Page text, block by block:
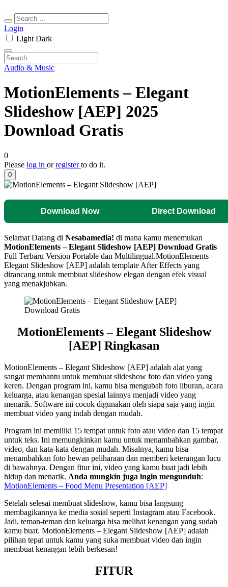
Login
Light Dark
Audio & Music
MotionElements – Elegant
Slideshow [AEP] 2025
Download Gratis
0
Please log in orregisterto do it.
0
Download Now Direct Download
Selamat Datang di Nesabamedia! di mana kamu menemukan
MotionElements – Elegant Slideshow [AEP] Download Gratis
Full Terbaru Version Portable dan Multilingual.MotionElements –
Elegant Slideshow [AEP] adalah template After Effects yang
dirancang untuk membuat slideshow elegan dengan efek visual
yang menakjubkan.
MotionElements – Elegant Slideshow
[AEP] Ringkasan
MotionElements – Elegant Slideshow [AEP] adalah alat yang
sangat membantu untuk membuat slideshow foto dan video yang
keren. Dengan program ini, kamu bisa mengubah foto liburan, acara
keluarga, atau kenangan spesial lainnya menjadi video yang
menarik. Software ini cocok digunakan oleh siapa saja yang ingin
membuat video yang indah dengan mudah.
Program ini memiliki 15 tempat untuk foto atau video dan 15 tempat
untuk teks. Ini memungkinkan kamu untuk menambahkan gambar,
video, dan kata-kata dengan mudah. Misalnya, kamu bisa
menambahkan foto hewan peliharaan dan memberi keterangan lucu
di bawahnya. Dengan fitur ini, video yang kamu buat jadi lebih
hidup dan menarik. Anda mungkin juga ingin mengunduh:
MotionElements – Food Menu Presentation [AEP]
Setelah selesai membuat slideshow, kamu bisa langsung
membagikannya ke media sosial seperti Instagram atau Facebook.
Jadi, teman-teman dan keluarga bisa melihat kenangan yang sudah
kamu buat. MotionElements – Elegant Slideshow [AEP] adalah
pilihan tepat untuk kamu yang suka membuat video dan ingin
membuat kenangan lebih berkesan!
FITUR